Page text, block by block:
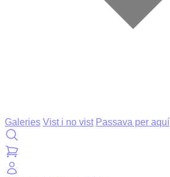
Galeries Vist i no vist Passava per aquí